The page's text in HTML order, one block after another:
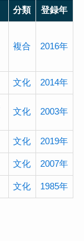
分類 登録年
複合 2016年
文化 2014年
文化 2003年
文化 2019年
文化 2007年
文化 1985年